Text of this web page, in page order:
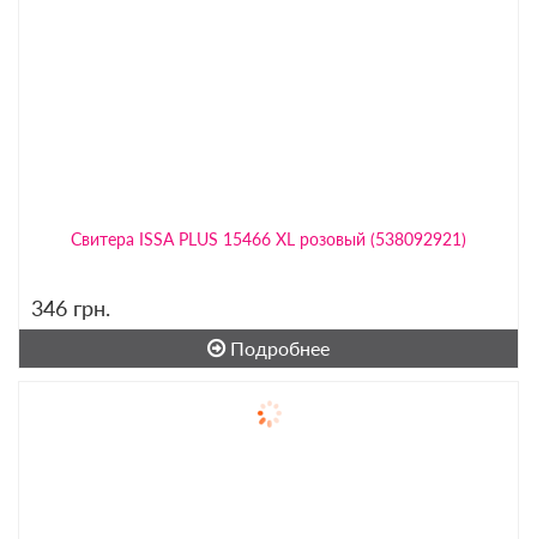
Свитера ISSA PLUS 15466 XL розовый (538092921)
346 грн.
Подробнее